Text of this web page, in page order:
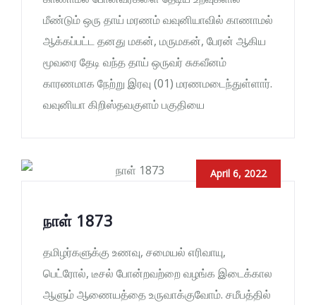
மீண்டும் ஒரு தாய் மரணம் வவுனியாவில் காணாமல்
ஆக்கப்பட்ட தனது மகன், மருமகன், பேரன் ஆகிய
மூவரை தேடி வந்த தாய் ஒருவர் சுகவீனம்
காரணமாக நேற்று இரவு (01) மரணமடைந்துள்ளார்.
வவுனியா கிறிஸ்தவகுளம் பகுதியை
April 6, 2022
நாள் 1873
தமிழர்களுக்கு உணவு, சமையல் எரிவாயு,
பெட்ரோல், டீசல் போன்றவற்றை வழங்க இடைக்கால
ஆளும் ஆணையத்தை உருவாக்குவோம். சமீபத்தில்